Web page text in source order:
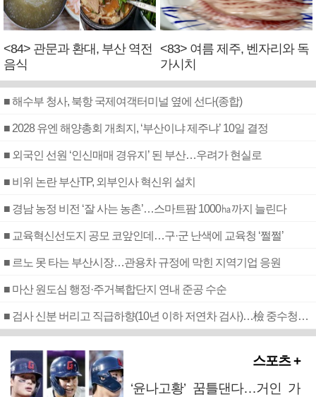
<84> 관문과 환대, 부산 역전
음식
<83> 여름 제주, 벤자리와 독
가시치
■ 해수부 청사, 북항 국제여객터미널 옆에 선다(종합)
■ 2028 유엔 해양총회 개최지, ‘부산이냐 제주냐’ 10일 결정
■ 외국인 선원 ‘인신매매 경유지’ 된 부산…우려가 현실로
■ 비위 논란 부산TP, 외부인사 혁신위 설치
■ 경남 농정 비전 ‘잘 사는 농촌’…스마트팜 1000㏊까지 늘린다
■ 교육혁신선도지 공모 코앞인데…구·군 난색에 교육청 ‘쩔쩔’
■ 르노 못 타는 부산시장…관용차 규정에 막힌 지역기업 응원
■ 마산 원도심 행정·주거복합단지 연내 준공 수순
■ 검사 신분 버리고 직급하향(10년 이하 저연차 검사)…檢 중수청행 기피
스포츠 +
‘윤나고황’ 꿈틀댄다…거인 가